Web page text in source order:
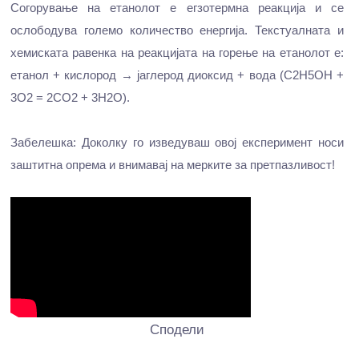
Согорување на етанолот е егзотермна реакција и се
ослободува големо количество енергија. Текстуалната и
хемиската равенка на реакцијата на горење на етанолот е:
етанол + кислород → јаглерод диоксид + вода (C2H5OH +
3O2 = 2CO2 + 3H2O).
Забелешка: Доколку го изведуваш овој експеримент носи
заштитна опрема и внимавај на мерките за претпазливост!
Сподели